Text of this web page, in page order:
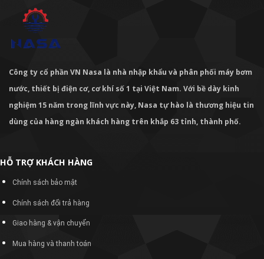
Công ty cổ phần VN Nasa là nhà nhập khẩu và phân phối máy bơm
nước, thiết bị điện cơ, cơ khí số 1 tại Việt Nam. Với bề dày kinh
nghiệm 15 năm trong lĩnh vực này, Nasa tự hào là thương hiệu tin
dùng của hàng ngàn khách hàng trên khắp 63 tỉnh, thành phố.
HỖ TRỢ KHÁCH HÀNG
Chính sách bảo mật
Chính sách đổi trả hàng
Giao hàng & vận chuyển
Mua hàng và thanh toán